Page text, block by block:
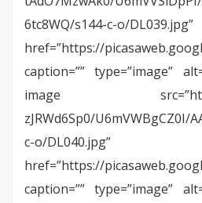
6tc8WQ/s144-c-o/DL039.jpg”
href=”https://
caption=”” type=”image”
image src=”http://
zJRWd6Sp0/U6mVWBgCZ0I/
c-o/DL040.jpg”
href=”https://
caption=”” type=”image”